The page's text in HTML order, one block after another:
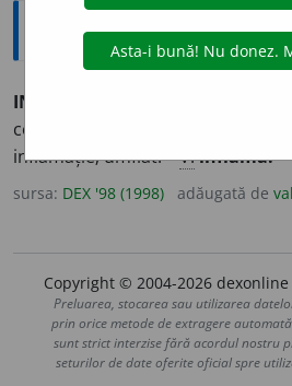
Explicative DEX
INFLAM
corpului, un organ) Care a
inflamație; umflat. –V.inflama.
sursa: DEX '98 (1998) adăugată de
Copyright © 2004-2026
Preluarea, stocarea sau utilizarea
prin orice metode de extragere
sunt strict interzise fără acordul nostru
seturilor de date oferite oficial spre